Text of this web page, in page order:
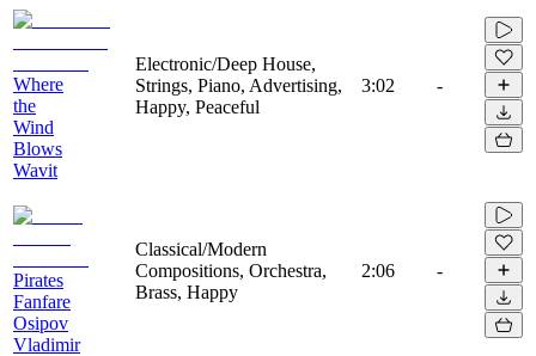
Where
the
Wind
Blows
Wavit
Electronic/Deep House,
Strings, Piano, Advertising,
Happy, Peaceful
3:02 -
Pirates
Fanfare
Osipov
Vladimir
Classical/Modern
Compositions, Orchestra,
Brass, Happy
2:06 -